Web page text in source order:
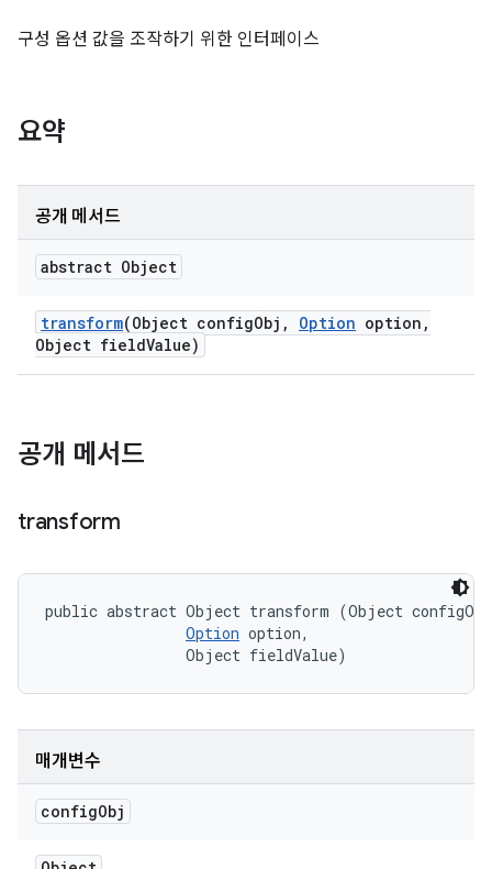
구성 옵션 값을 조작하기 위한 인터페이스
요약
공개 메서드
abstract Object
transform(Object configObj , Option option ,
Object fieldValue)
공개 메서드
transform
public abstract Object transform (Object
Option option,
                Object fieldValue)
매개변수
configObj